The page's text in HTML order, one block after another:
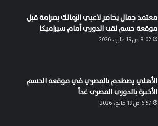
معتمد جمال يحاضر لاعبي الزمالك بصرامة قبل
موقعة حسم لقب الدوري أمام سيراميكا
8:02 ص19 مايو، 2026
الأهلي يصطدم بالمصري في موقعة الحسم
الأخيرة بالدوري المصري غداً
6:57 ص19 مايو، 2026